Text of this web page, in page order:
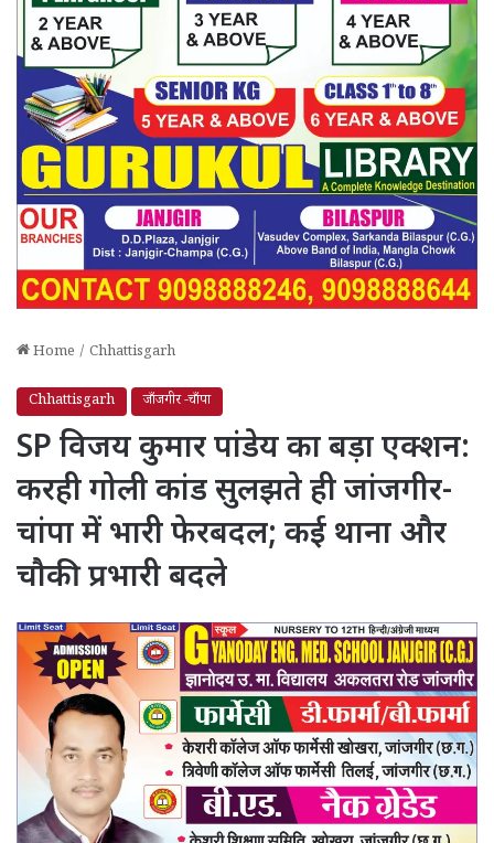
Home / Chhattisgarh
Chhattisgarh जाँजगीर -चाँपा
SP विजय कुमार पांडेय का बड़ा एक्शन:
करही गोली कांड सुलझते ही जांजगीर-
चांपा में भारी फेरबदल; कई थाना और
चौकी प्रभारी बदले